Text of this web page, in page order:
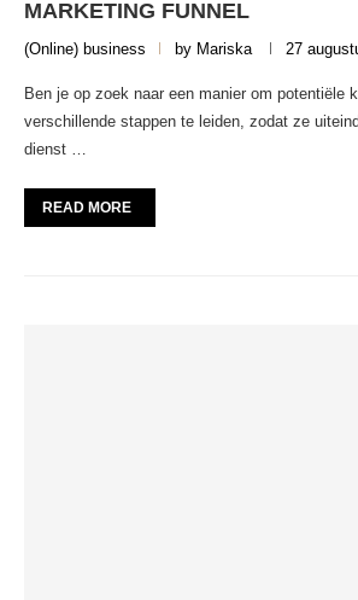
MARKETING FUNNEL
(Online) business by Mariska 27
Ben je op zoek naar een manier om potentiële
verschillende stappen te leiden, zodat ze
dienst …
READ MORE